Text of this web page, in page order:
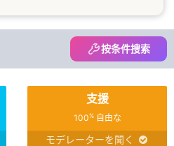
按条件搜索
支援
100%自由な
モデレーターを聞く